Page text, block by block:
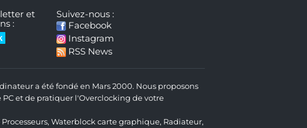
et
:
Suivez-nous :
Facebook
Instagram
RSS News
a été fondé en Mars 2000. Nous proposons
et de pratiquer l'Overclocking de votre
, Waterblock carte graphique, Radiateur,